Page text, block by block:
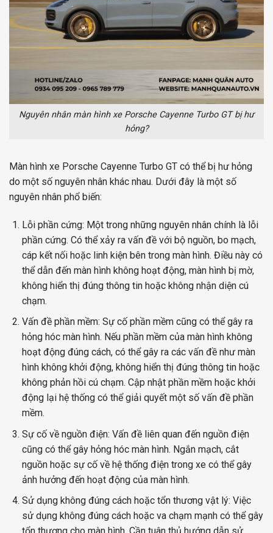
Nguyên nhân màn hình xe Porsche Cayenne Turbo GT bị hư
hỏng?
Màn hình xe Porsche Cayenne Turbo GT có thể bị hư hỏng
do một số nguyên nhân khác nhau. Dưới đây là một số
nguyên nhân phổ biến:
Lỗi phần cứng: Một trong những nguyên nhân chính là lỗi
phần cứng. Có thể xảy ra vấn đề với bộ nguồn, bo mạch,
cáp kết nối hoặc linh kiện bên trong màn hình. Điều này có
thể dẫn đến màn hình không hoạt động, màn hình bị mờ,
không hiển thị đúng thông tin hoặc không nhận diện cú
chạm.
Vấn đề phần mềm: Sự cố phần mềm cũng có thể gây ra
hỏng hóc màn hình. Nếu phần mềm của màn hình không
hoạt động đúng cách, có thể gây ra các vấn đề như màn
hình không khởi động, không hiển thị đúng thông tin hoặc
không phản hồi cú chạm. Cập nhật phần mềm hoặc khởi
động lại hệ thống có thể giải quyết một số vấn đề phần
mềm.
Sự cố về nguồn điện: Vấn đề liên quan đến nguồn điện
cũng có thể gây hỏng hóc màn hình. Ngắn mạch, cắt
nguồn hoặc sự cố về hệ thống điện trong xe có thể gây
ảnh hưởng đến hoạt động của màn hình.
Sử dụng không đúng cách hoặc tổn thương vật lý: Việc
sử dụng không đúng cách hoặc va chạm mạnh có thể gây